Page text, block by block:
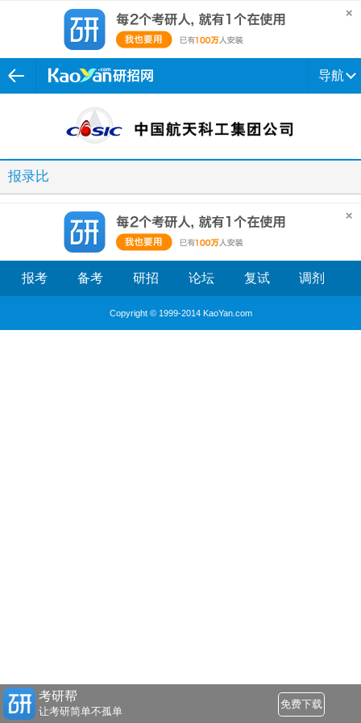
导航
报录比
报考 备考 研招 论坛 复试 调剂
Copyright © 1999-2014 KaoYan.com
考研帮
让考研简单不孤单
免费下载